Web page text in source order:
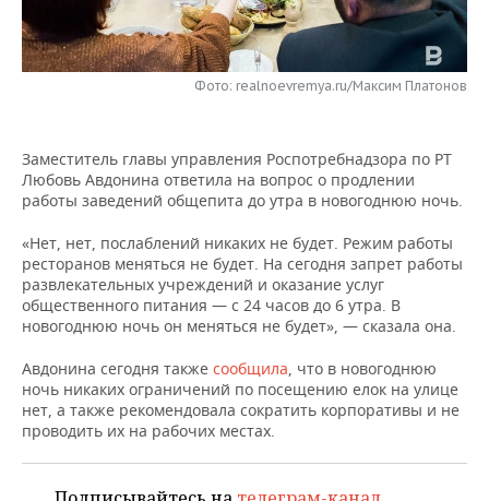
НЕФТЕХИМИЯ
НЕФТЬ
ЭНЕРГЕТИКА
РОЗНИЧНАЯ ТОРГОВЛЯ
НОВОСТИ ТЕХНОЛОГИЙ
ТЕЛЕКОММУНИКАЦИИ
МЕРОПРИЯТИЯ
НОВОСТИ МЕРОПРИЯТИЙ
БИЗНЕС-БРАНЧИ
ONLINE-КОНФЕРЕНЦИИ
ОТКРЫТАЯ ЛЕКЦИЯ
ФУТБОЛ
ХОККЕЙ
БАСКЕТБОЛ
КИБЕРСПОРТ
ФИГУРНОЕ КАТАНИЕ
ВОДНЫЕ ВИДЫ СПОРТА
НОВОСТИ ОБЩЕСТВА
ВЛАСТЬ
ИНФРАСТРУКТУРА
КУЛЬТУРА
МЕДИЦИНА
ОБРАЗОВАНИЕ
ФОТОГАЛЕРЕЯ
СЮЖЕТЫ
СПРАВОЧНИК
СПИСОК КОМПАНИЙ
Фото: realnoevremya.ru/Максим Платонов
Заместитель главы управления Роспотребнадзора по РТ
Любовь Авдонина ответила на вопрос о продлении
работы заведений общепита до утра в новогоднюю ночь.
«Нет, нет, послаблений никаких не будет. Режим работы
ресторанов меняться не будет. На сегодня запрет работы
развлекательных учреждений и оказание услуг
общественного питания — с 24 часов до 6 утра. В
новогоднюю ночь он меняться не будет», — сказала она.
Авдонина сегодня также сообщила, что в новогоднюю
ночь никаких ограничений по посещению елок на улице
нет, а также рекомендовала сократить корпоративы и не
проводить их на рабочих местах.